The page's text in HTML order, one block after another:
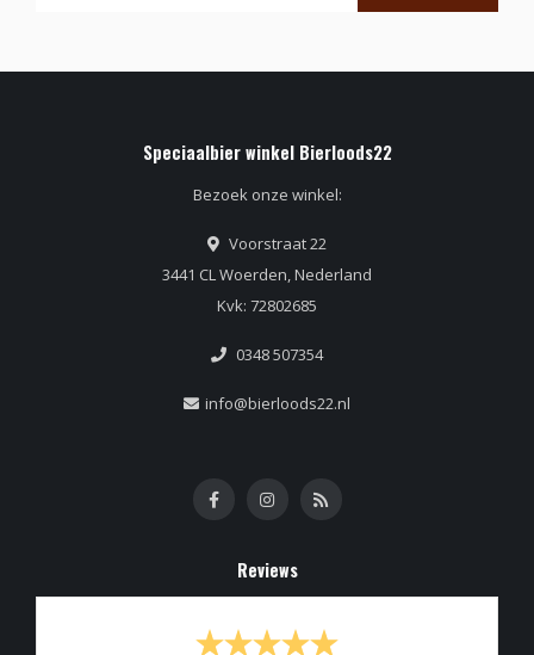
Speciaalbier winkel Bierloods22
Bezoek onze winkel:
Voorstraat 22
3441 CL Woerden, Nederland
Kvk: 72802685
0348 507354
info@bierloods22.nl
Reviews